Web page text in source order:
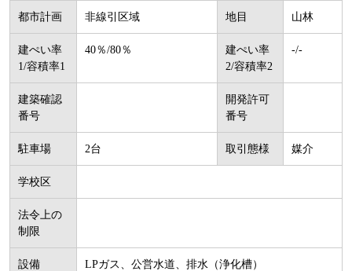
都市計画 非線引区域 地目 山林
建ぺい率
1/容積率1
40％/80％
建ぺい率
2/容積率2
-/-
建築確認
番号
開発許可
番号
駐車場 2台 取引態様 媒介
学校区
法令上の
制限
設備 LPガス、公営水道、排水（浄化槽）